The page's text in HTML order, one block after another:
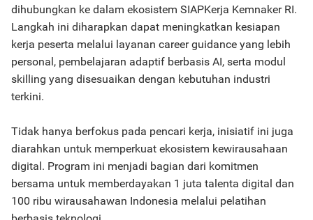
dihubungkan ke dalam ekosistem SIAPKerja Kemnaker RI.
Langkah ini diharapkan dapat meningkatkan kesiapan
kerja peserta melalui layanan career guidance yang lebih
personal, pembelajaran adaptif berbasis AI, serta modul
skilling yang disesuaikan dengan kebutuhan industri
terkini.
Tidak hanya berfokus pada pencari kerja, inisiatif ini juga
diarahkan untuk memperkuat ekosistem kewirausahaan
digital. Program ini menjadi bagian dari komitmen
bersama untuk memberdayakan 1 juta talenta digital dan
100 ribu wirausahawan Indonesia melalui pelatihan